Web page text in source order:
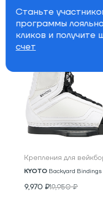
Специально для
Крепления для
KYOTO Backyard Bindings
9,970 ₽19,950₽
Станьте
программы
кликов и получите
счет